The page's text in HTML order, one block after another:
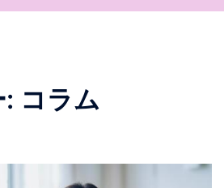
コラム